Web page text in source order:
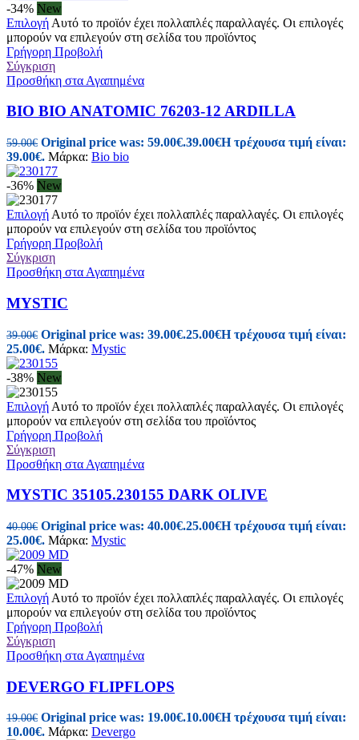
-34% New
Επιλογή Αυτό το προϊόν έχει πολλαπλές παραλλαγές. Οι επιλογές
μπορούν να επιλεγούν στη σελίδα του προϊόντος
Γρήγορη Προβολή
Σύγκριση
Προσθήκη στα Αγαπημένα
BIO BIO ANATOMIC 76203-12 ARDILLA
59.00€ Original price was: 59.00€.39.00€Η τρέχουσα τιμή είναι:
39.00€. Μάρκα: Bio bio
-36% New
Επιλογή Αυτό το προϊόν έχει πολλαπλές παραλλαγές. Οι επιλογές
μπορούν να επιλεγούν στη σελίδα του προϊόντος
Γρήγορη Προβολή
Σύγκριση
Προσθήκη στα Αγαπημένα
MYSTIC
39.00€ Original price was: 39.00€.25.00€Η τρέχουσα τιμή είναι:
25.00€. Μάρκα: Mystic
-38% New
Επιλογή Αυτό το προϊόν έχει πολλαπλές παραλλαγές. Οι επιλογές
μπορούν να επιλεγούν στη σελίδα του προϊόντος
Γρήγορη Προβολή
Σύγκριση
Προσθήκη στα Αγαπημένα
MYSTIC 35105.230155 DARK OLIVE
40.00€ Original price was: 40.00€.25.00€Η τρέχουσα τιμή είναι:
25.00€. Μάρκα: Mystic
-47% New
Επιλογή Αυτό το προϊόν έχει πολλαπλές παραλλαγές. Οι επιλογές
μπορούν να επιλεγούν στη σελίδα του προϊόντος
Γρήγορη Προβολή
Σύγκριση
Προσθήκη στα Αγαπημένα
DEVERGO FLIPFLOPS
19.00€ Original price was: 19.00€.10.00€Η τρέχουσα τιμή είναι:
10.00€. Μάρκα: Devergo